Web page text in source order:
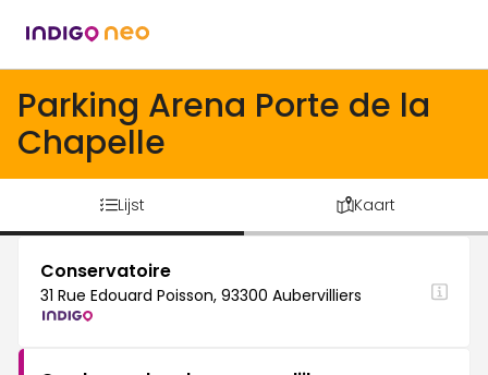
Parking Arena Porte de la
Chapelle
Lijst Kaart
Conservatoire
31 Rue Edouard Poisson, 93300 Aubervilliers